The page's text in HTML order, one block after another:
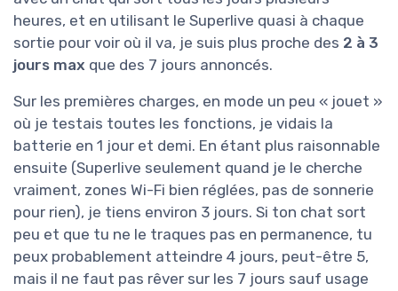
heures, et en utilisant le Superlive quasi à chaque
sortie pour voir où il va, je suis plus proche des 2 à 3
jours max que des 7 jours annoncés.
Sur les premières charges, en mode un peu « jouet »
où je testais toutes les fonctions, je vidais la
batterie en 1 jour et demi. En étant plus raisonnable
ensuite (Superlive seulement quand je le cherche
vraiment, zones Wi-Fi bien réglées, pas de sonnerie
pour rien), je tiens environ 3 jours. Si ton chat sort
peu et que tu ne le traques pas en permanence, tu
peux probablement atteindre 4 jours, peut-être 5,
mais il ne faut pas rêver sur les 7 jours sauf usage